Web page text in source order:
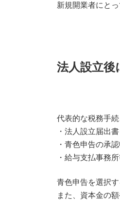
新規開業者にと
法人設立後
代表的な税務手
・法人設立届出
・青色申告の承
・給与支払事務
青色申告を選択
また、資本金の